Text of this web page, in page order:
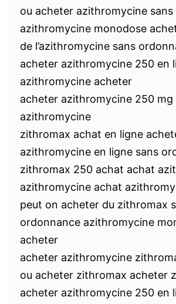
ou acheter azithromycine
azithromycine monodose
de l’azithromycine sans
acheter azithromycine 250 en
azithromycine acheter
acheter azithromycine 250 mg
azithromycine
zithromax achat en ligne
azithromycine en ligne sans
zithromax 250 achat achat
azithromycine achat
peut on acheter du zithromax
ordonnance azithromycine
acheter
acheter azithromycine
ou acheter zithromax acheter
acheter azithromycine 250 en